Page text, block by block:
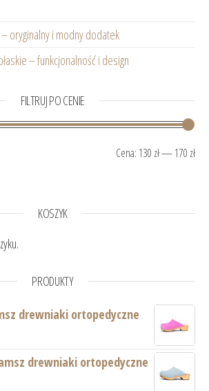
oryginalny i modny dodatek
– funkcjonalność i design
FILTRUJ PO CENIE
Cena: 130 zł— 170 zł
KOSZYK
PRODUKTY
drewniaki ortopedyczne
drewniaki ortopedyczne